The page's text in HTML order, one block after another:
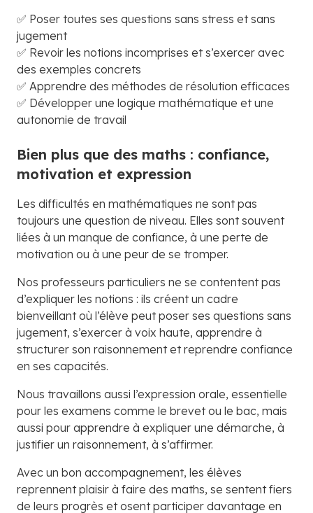
✅ Poser toutes ses questions sans stress et sans
jugement
✅ Revoir les notions incomprises et s’exercer avec
des exemples concrets
✅ Apprendre des méthodes de résolution efficaces
✅ Développer une logique mathématique et une
autonomie de travail
Bien plus que des maths : confiance,
motivation et expression
Les difficultés en mathématiques ne sont pas
toujours une question de niveau. Elles sont souvent
liées à un manque de confiance, à une perte de
motivation ou à une peur de se tromper.
Nos professeurs particuliers ne se contentent pas
d’expliquer les notions : ils créent un cadre
bienveillant où l’élève peut poser ses questions sans
jugement, s’exercer à voix haute, apprendre à
structurer son raisonnement et reprendre confiance
en ses capacités.
Nous travaillons aussi l’expression orale, essentielle
pour les examens comme le brevet ou le bac, mais
aussi pour apprendre à expliquer une démarche, à
justifier un raisonnement, à s’affirmer.
Avec un bon accompagnement, les élèves
reprennent plaisir à faire des maths, se sentent fiers
de leurs progrès et osent participer davantage en